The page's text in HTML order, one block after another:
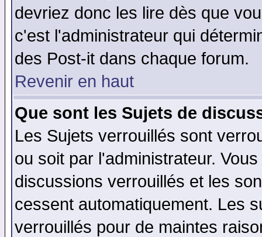
devriez donc les lire dès que
c'est l'administrateur qui
des Post-it dans chaque forum.
Revenir en haut
Que sont les Sujets de
Les Sujets verrouillés sont
ou soit par l'administrateur.
discussions verrouillés et les
cessent automatiquement. Les
verrouillés pour de maintes